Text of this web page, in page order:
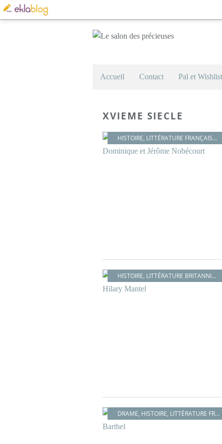
Accueil Contact Pal et Wishlist
XVIEME SIECLE
HISTOIRE, LITTÉRATURE FRANÇAISE ,
HISTOIRE, LITTÉRATURE BRITANNIQUE
DRAME, HISTOIRE, LITTÉRATURE FRANÇAISE